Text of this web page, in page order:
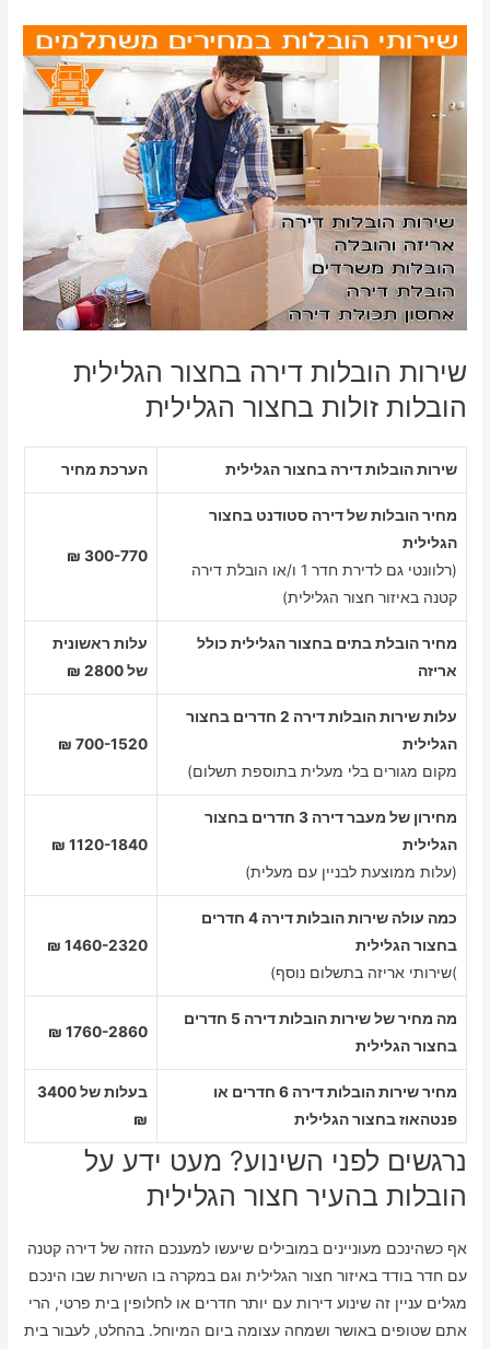
שירות הובלות דירה בחצור הגלילית
הובלות זולות בחצור הגלילית
שירות הובלות דירה בחצור הגלילית הערכת מחיר
מחיר הובלות של דירה סטודנט בחצור
הגלילית
(רלוונטי גם לדירת חדר 1 ו/או הובלת דירה
קטנה באיזור חצור הגלילית)
300-770 ₪
מחיר הובלת בתים בחצור הגלילית כולל
אריזה
עלות ראשונית
של 2800 ₪
עלות שירות הובלות דירה 2 חדרים בחצור
הגלילית
מקום מגורים בלי מעלית בתוספת תשלום)
700-1520 ₪
מחירון של מעבר דירה 3 חדרים בחצור
הגלילית
(עלות ממוצעת לבניין עם מעלית)
1120-1840 ₪
כמה עולה שירות הובלות דירה 4 חדרים
בחצור הגלילית
)שירותי אריזה בתשלום נוסף)
1460-2320 ₪
מה מחיר של שירות הובלות דירה 5 חדרים
בחצור הגלילית
1760-2860 ₪
מחיר שירות הובלות דירה 6 חדרים או
פנטהאוז בחצור הגלילית
בעלות של 3400
₪
נרגשים לפני השינוע? מעט ידע על
הובלות בהעיר חצור הגלילית
אף כשהינכם מעוניינים במובילים שיעשו למענכם הזזה של דירה קטנה
עם חדר בודד באיזור חצור הגלילית וגם במקרה בו השירות שבו הינכם
מגלים עניין זה שינוע דירות עם יותר חדרים או לחלופין בית פרטי, הרי
אתם שטופים באושר ושמחה עצומה ביום המיוחל. בהחלט, לעבור בית